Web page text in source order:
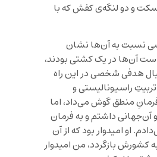
و دو لنگهی کفش که با
نسبت به آن‌ها نشان
آن‌ها در یک کشتی بودند،
هدفی شخصی در این راه
راسیونالیستی و
منطق گوش می‌داد، اما
آن‌جهانی داشتم و به فرمان
او امیدوار بود که از آن
کشورش بازگردد، من امیدوار